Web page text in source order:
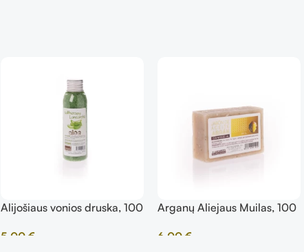
Alijošiaus vonios druska, 100
5,00 €
Arganų Aliejaus Muilas, 100
6,00 €